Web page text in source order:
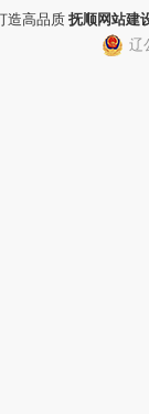
造高品质 抚顺网站建
辽